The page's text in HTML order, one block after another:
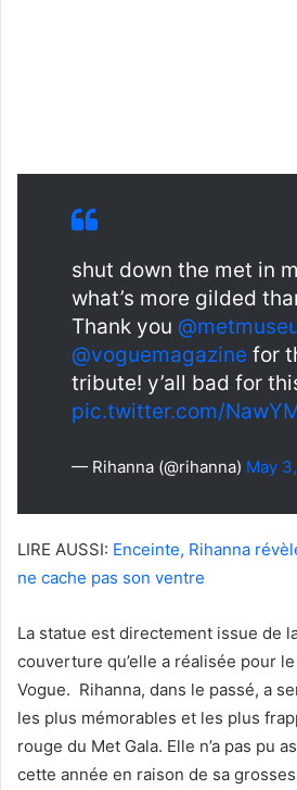
shut down the met in
what’s more gilded
Thank you
@voguemagazine for
tribute! y’all bad for
pic.twitter.com/
— Rihanna (@rihanna) May
LIRE AUSSI: Enceinte, Rihanna
ne cache pas son ventre
La statue est directement issue de
couverture qu’elle a réalisée pour
Vogue. Rihanna, dans le passé, a
les plus mémorables et les plus
rouge du Met Gala. Elle n’a pas pu
cette année en raison de sa